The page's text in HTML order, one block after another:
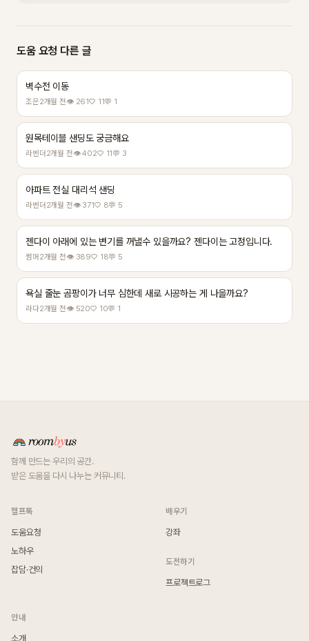
도움 요청 다른 글
벽수전 이동
조은2개월 전👁 261♡ 11💬 1
원목테이블 샌딩도 궁금해요
라벤더2개월 전👁 402♡ 11💬 3
아파트 전실 대리석 샌딩
라벤더2개월 전👁 371♡ 8💬 5
젠다이 아래에 있는 변기를 꺼낼수 있을까요? 젠다이는 고정입니다.
썸머2개월 전👁 389♡ 18💬 5
욕실 줄눈 곰팡이가 너무 심한데 새로 시공하는 게 나을까요?
라다2개월 전👁 520♡ 10💬 1
함께 만드는 우리의 공간.
받은 도움을 다시 나누는 커뮤니티.
헬프톡
도움요청
노하우
잡담·건의
배우기
강좌
도전하기
프로젝트로그
안내
소개